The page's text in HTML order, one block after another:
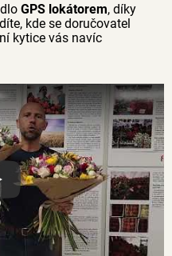
GPS lokátorem, díky
kde se doručovatel
kytice vás navíc
jsou květiny z Florea tak